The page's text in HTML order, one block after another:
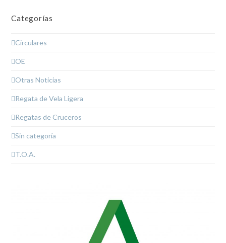
Categorías
Circulares
OE
Otras Noticias
Regata de Vela Ligera
Regatas de Cruceros
Sin categoría
T.O.A.